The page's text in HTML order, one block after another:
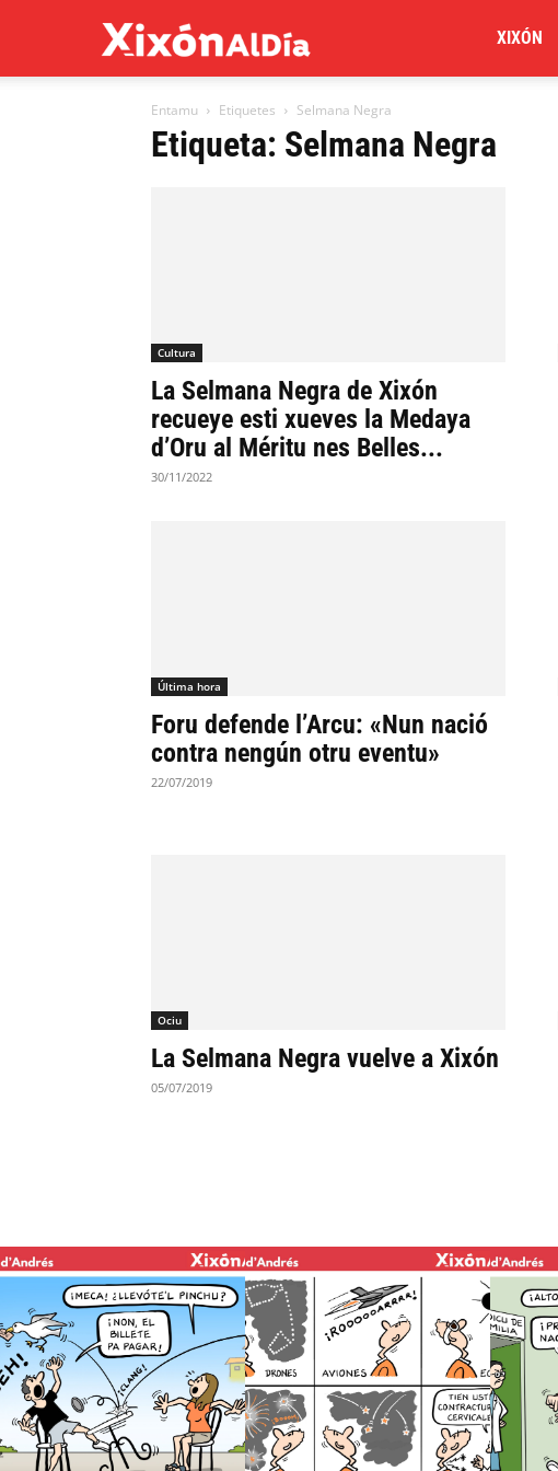
al
XIXÓN
Entamu Etiquetes Selmana Negra
Etiqueta: Selmana Negra
Cultura
La Selmana Negra de Xixón
recueye esti xueves la Medaya
d’Oru al Méritu nes Belles...
30/11/2022
Última hora
Foru defende l’Arcu: «Nun nació
contra nengún otru eventu»
22/07/2019
Ociu
La Selmana Negra vuelve a Xixón
05/07/2019